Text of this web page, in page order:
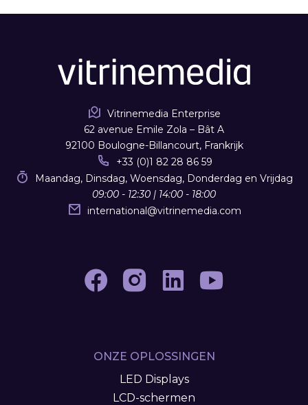
Vitrinemedia Enterprise
62 avenue Emile Zola – Bât A
92100 Boulogne-Billancourt, Frankrijk
+33 (0)1 82 28 86 59
Maandag, Dinsdag, Woensdag, Donderdag en Vrijdag
09:00 - 12:30 | 14:00 - 18:00
international@vitrinemedia.com
ONZE OPLOSSINGEN
LED Displays
LCD-schermen